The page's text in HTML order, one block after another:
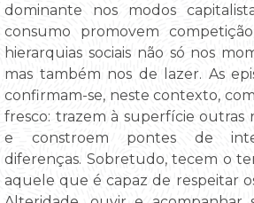
dominante nos modos
consumo promovem
hierarquias sociais não só nos
mas também nos de lazer. As
confirmam-se, neste contexto,
fresco: trazem à superfície outras
e constroem pontes de
diferenças. Sobretudo, tecem o
aquele que é capaz de respeitar